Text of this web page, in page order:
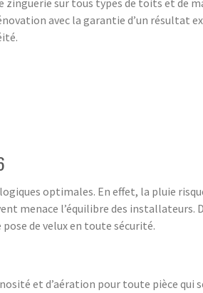
zinguerie sur tous types de toits et de
avec la garantie d’un résultat
optimales. En effet, la pluie
menace l’équilibre des installateurs.
de velux en toute sécurité.
et d’aération pour toute pièce qui